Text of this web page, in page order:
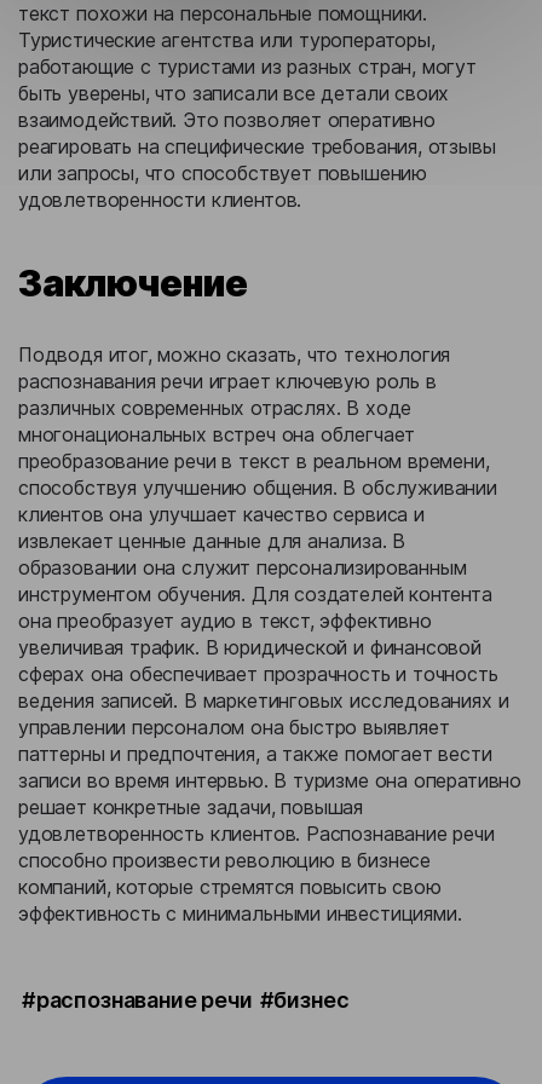
текст похожи на персональные помощники.
Туристические агентства или туроператоры,
работающие с туристами из разных стран, могут
быть уверены, что записали все детали своих
взаимодействий. Это позволяет оперативно
реагировать на специфические требования, отзывы
или запросы, что способствует повышению
удовлетворенности клиентов.
Заключение
Подводя итог, можно сказать, что технология
распознавания речи играет ключевую роль в
различных современных отраслях. В ходе
многонациональных встреч она облегчает
преобразование речи в текст в реальном времени,
способствуя улучшению общения. В обслуживании
клиентов она улучшает качество сервиса и
извлекает ценные данные для анализа. В
образовании она служит персонализированным
инструментом обучения. Для создателей контента
она преобразует аудио в текст, эффективно
увеличивая трафик. В юридической и финансовой
сферах она обеспечивает прозрачность и точность
ведения записей. В маркетинговых исследованиях и
управлении персоналом она быстро выявляет
паттерны и предпочтения, а также помогает вести
записи во время интервью. В туризме она оперативно
решает конкретные задачи, повышая
удовлетворенность клиентов. Распознавание речи
способно произвести революцию в бизнесе
компаний, которые стремятся повысить свою
эффективность с минимальными инвестициями.
#распознавание речи #бизнес